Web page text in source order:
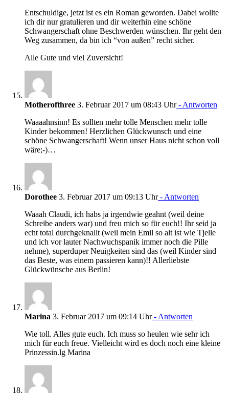
Entschuldige, jetzt ist es ein Roman geworden. Dabei wollte
ich dir nur gratulieren und dir weiterhin eine schöne
Schwangerschaft ohne Beschwerden wünschen. Ihr geht den
Weg zusammen, da bin ich “von außen” recht sicher.
Alle Gute und viel Zuversicht!
Motherofthree 3. Februar 2017 um 08:43 Uhr- Antworten
Waaaahnsinn! Es sollten mehr tolle Menschen mehr tolle
Kinder bekommen! Herzlichen Glückwunsch und eine
schöne Schwangerschaft! Wenn unser Haus nicht schon voll
wäre;-)…
Dorothee 3. Februar 2017 um 09:13 Uhr- Antworten
Waaah Claudi, ich habs ja irgendwie geahnt (weil deine
Schreibe anders war) und freu mich so für euch!! Ihr seid ja
echt total durchgeknallt (weil mein Emil so alt ist wie Tjelle
und ich vor lauter Nachwuchspanik immer noch die Pille
nehme), superduper Neuigkeiten sind das (weil Kinder sind
das Beste, was einem passieren kann)!! Allerliebste
Glückwünsche aus Berlin!
Marina 3. Februar 2017 um 09:14 Uhr- Antworten
Wie toll. Alles gute euch. Ich muss so heulen wie sehr ich
mich für euch freue. Vielleicht wird es doch noch eine kleine
Prinzessin.lg Marina